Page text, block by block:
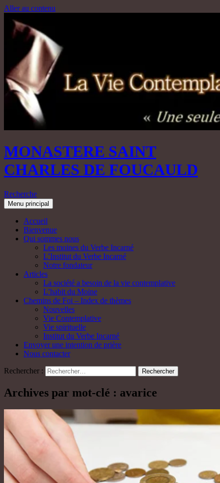
Aller au contenu
MONASTERE SAINT
CHARLES DE FOUCAULD
Recherche
Menu principal
Accueil
Bienvenue
Qui sommes nous
Les moines du Verbe Incarné
L’Institut du Verbe Incarné
Notre fondateur
Articles
La société a besoin de la vie contemplative
L’habit du Moine
Chemins de Foi – Index de thèmes
Nouvelles
Vie Contemplative
Vie spirituelle
Institut du Verbe Incarné
Envoyer une intention de prière
Nous contacter
Rechercher :
Archives par mot-clé : avarice